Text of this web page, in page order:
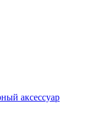
аксессуар